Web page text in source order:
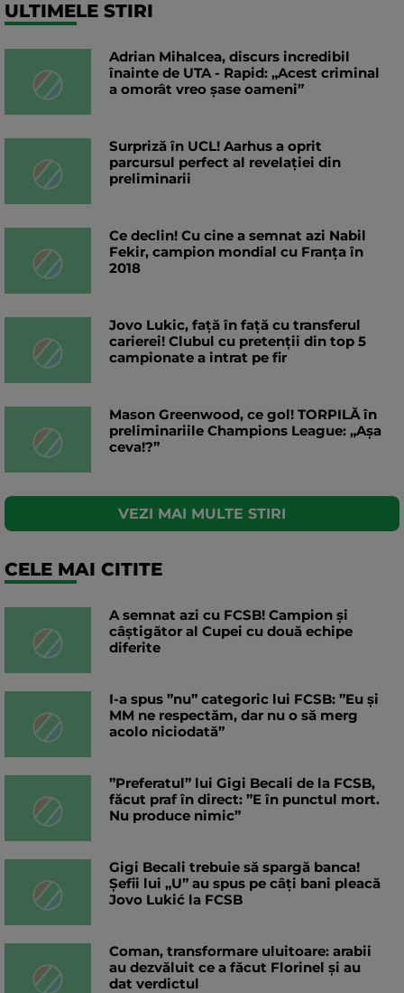
ULTIMELE STIRI
Adrian Mihalcea, discurs incredibil
înainte de UTA - Rapid: „Acest criminal
a omorât vreo șase oameni”
Surpriză în UCL! Aarhus a oprit
parcursul perfect al revelației din
preliminarii
Ce declin! Cu cine a semnat azi Nabil
Fekir, campion mondial cu Franța în
2018
Jovo Lukic, față în față cu transferul
carierei! Clubul cu pretenții din top 5
campionate a intrat pe fir
Mason Greenwood, ce gol! TORPILĂ în
preliminariile Champions League: „Așa
ceva!?”
VEZI MAI MULTE STIRI
CELE MAI CITITE
A semnat azi cu FCSB! Campion și
câștigător al Cupei cu două echipe
diferite
I-a spus ”nu” categoric lui FCSB: ”Eu și
MM ne respectăm, dar nu o să merg
acolo niciodată”
”Preferatul” lui Gigi Becali de la FCSB,
făcut praf în direct: ”E în punctul mort.
Nu produce nimic”
Gigi Becali trebuie să spargă banca!
Șefii lui „U” au spus pe câți bani pleacă
Jovo Lukić la FCSB
Coman, transformare uluitoare: arabii
au dezvăluit ce a făcut Florinel și au
dat verdictul